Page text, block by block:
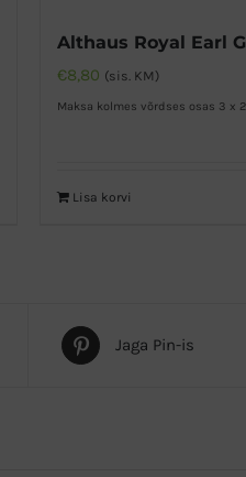
€8,80 (sis. KM)
Maksa kolmes võrdses osas 3 x
Lisa korvi
Jaga Pin-is